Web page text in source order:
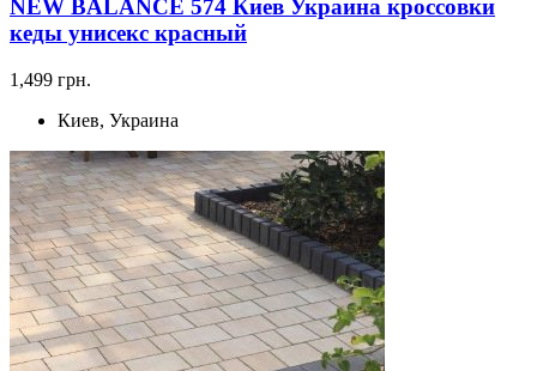
NEW BALANCE 574 Киев Украина кроссовки
кеды унисекс красный
1,499 грн.
Киев, Украина